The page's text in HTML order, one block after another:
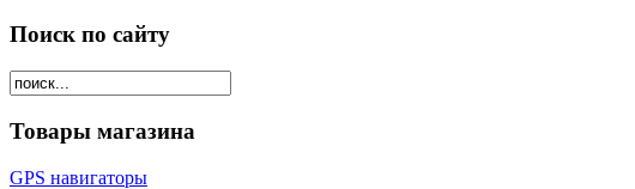
Поиск по сайту
Товары магазина
GPS навигаторы